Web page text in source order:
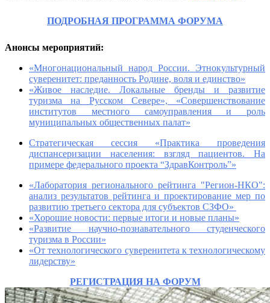
ПОДРОБНАЯ ПРОГРАММА ФОРУМА
Анонсы мероприятий:
«Многонациональный народ России. Этнокультурный
суверенитет: преданность Родине, воля и единство»
«Живое наследие. Локальные бренды и развитие
туризма на Русском Севере», «Совершенствование
институтов местного самоуправления и роль
муниципальных общественных палат»
Стратегическая сессия «Практика проведения
диспансеризации населения: взгляд пациентов. На
примере федерального проекта “ЗдравКонтроль”»
«Лаборатория регионального рейтинга "Регион-НКО":
анализ результатов рейтинга и проектирование мер по
развитию третьего сектора для субъектов СЗФО»
«Хорошие новости: первые итоги и новые планы»
«Развитие научно-познавательного студенческого
туризма в России»
«От технологического суверенитета к технологическому
лидерству»
РЕГИСТРАЦИЯ НА ФОРУМ